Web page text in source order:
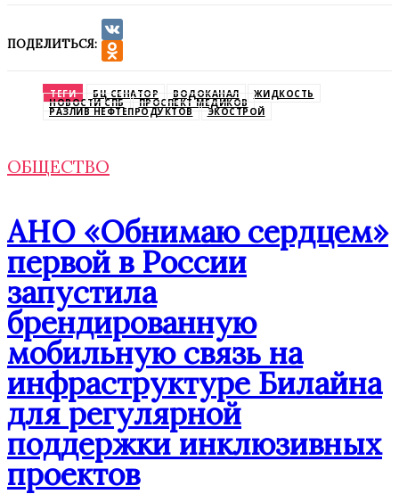
ПОДЕЛИТЬСЯ:
VK
ТЕГИ БЦ СЕНАТОР ВОДОКАНАЛ ЖИДКОСТЬ
НОВОСТИ СПБ ПРОСПЕКТ МЕДИКОВ
РАЗЛИВ НЕФТЕПРОДУКТОВ ЭКОСТРОЙ
ОБЩЕСТВО
АНО «Обнимаю сердцем»
первой в России
запустила
брендированную
мобильную связь на
инфраструктуре Билайна
для регулярной
поддержки инклюзивных
проектов